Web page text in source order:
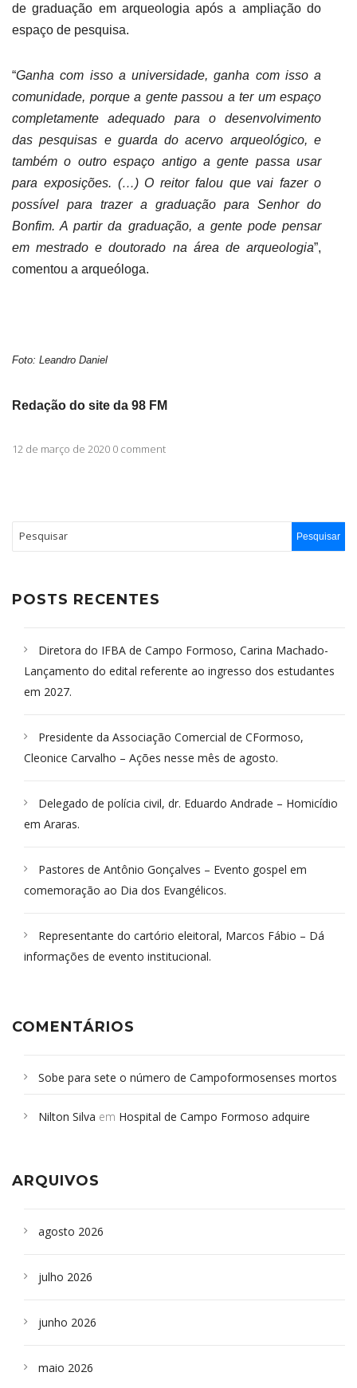
de graduação em arqueologia após a ampliação do
espaço de pesquisa.
“Ganha com isso a universidade, ganha com isso a
comunidade, porque a gente passou a ter um espaço
completamente adequado para o desenvolvimento
das pesquisas e guarda do acervo arqueológico, e
também o outro espaço antigo a gente passa usar
para exposições. (…) O reitor falou que vai fazer o
possível para trazer a graduação para Senhor do
Bonfim. A partir da graduação, a gente pode pensar
em mestrado e doutorado na área de arqueologia”,
comentou a arqueóloga.
Foto: Leandro Daniel
Redação do site da 98 FM
12 de março de 2020 0 comment
POSTS RECENTES
Diretora do IFBA de Campo Formoso, Carina Machado-
Lançamento do edital referente ao ingresso dos estudantes
em 2027.
Presidente da Associação Comercial de CFormoso,
Cleonice Carvalho – Ações nesse mês de agosto.
Delegado de polícia civil, dr. Eduardo Andrade – Homicídio
em Araras.
Pastores de Antônio Gonçalves – Evento gospel em
comemoração ao Dia dos Evangélicos.
Representante do cartório eleitoral, Marcos Fábio – Dá
informações de evento institucional.
COMENTÁRIOS
Sobe para sete o número de Campoformosenses mortos
Campoformosenses que morreram em desabamentos são
Nilton Silva em Hospital de Campo Formoso adquire
ARQUIVOS
agosto 2026
julho 2026
junho 2026
maio 2026